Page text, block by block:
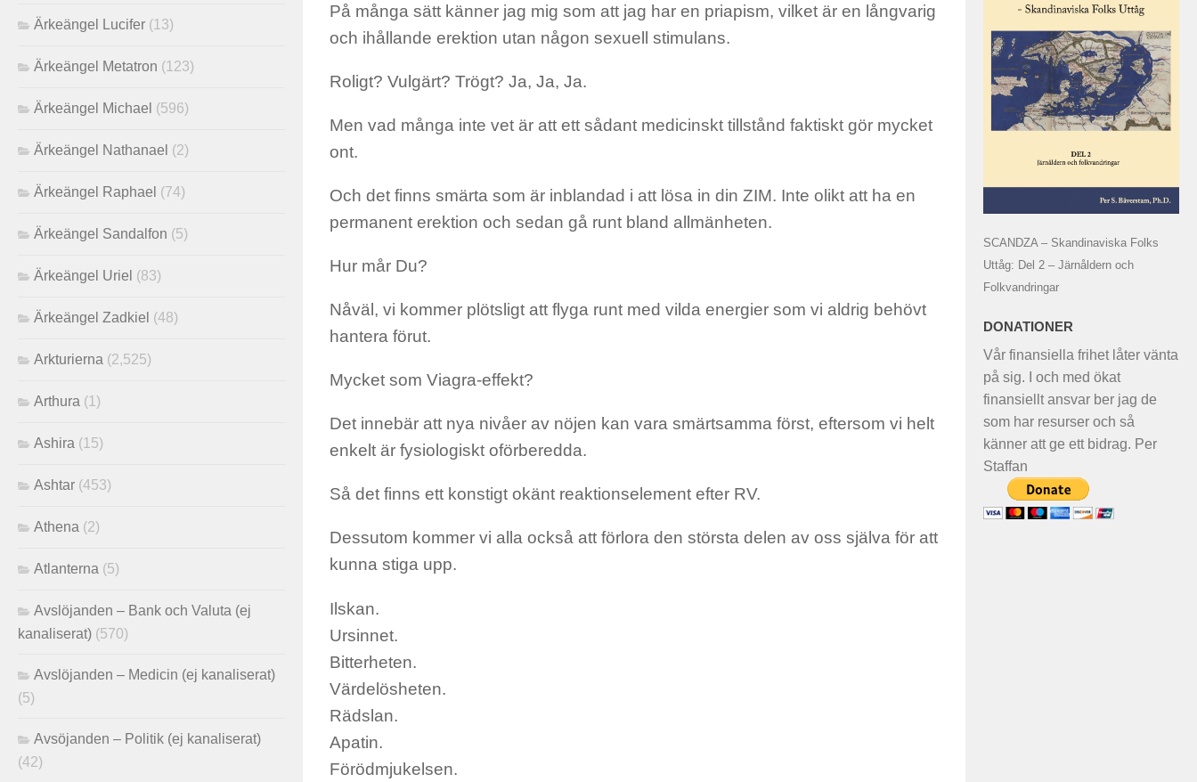
På många sätt känner jag mig som att jag har en priapism, vilket är en långvarig
och ihållande erektion utan någon sexuell stimulans.
Roligt? Vulgärt? Trögt? Ja, Ja, Ja.
Men vad många inte vet är att ett sådant medicinskt tillstånd faktiskt gör mycket
ont.
Och det finns smärta som är inblandad i att lösa in din ZIM. Inte olikt att ha en
permanent erektion och sedan gå runt bland allmänheten.
Hur mår Du?
Nåväl, vi kommer plötsligt att flyga runt med vilda energier som vi aldrig behövt
hantera förut.
Mycket som Viagra-effekt?
Det innebär att nya nivåer av nöjen kan vara smärtsamma först, eftersom vi helt
enkelt är fysiologiskt oförberedda.
Så det finns ett konstigt okänt reaktionselement efter RV.
Dessutom kommer vi alla också att förlora den största delen av oss själva för att
kunna stiga upp.
Ilskan.
Ursinnet.
Bitterheten.
Värdelösheten.
Rädslan.
Apatin.
Förödmjukelsen.
Ärkeängel Lucifer (13)
Ärkeängel Metatron (123)
Ärkeängel Michael (596)
Ärkeängel Nathanael (2)
Ärkeängel Raphael (74)
Ärkeängel Sandalfon (5)
Ärkeängel Uriel (83)
Ärkeängel Zadkiel (48)
Arkturierna (2,525)
Arthura (1)
Ashira (15)
Ashtar (453)
Athena (2)
Atlanterna (5)
Avslöjanden – Bank och Valuta (ej
kanaliserat) (570)
Avslöjanden – Medicin (ej kanaliserat)
(5)
Avsöjanden – Politik (ej kanaliserat)
(42)
SCANDZA – Skandinaviska Folks
Uttåg: Del 2 – Järnåldern och
Folkvandringar
DONATIONER
Vår finansiella frihet låter vänta
på sig. I och med ökat
finansiellt ansvar ber jag de
som har resurser och så
känner att ge ett bidrag. Per
Staffan